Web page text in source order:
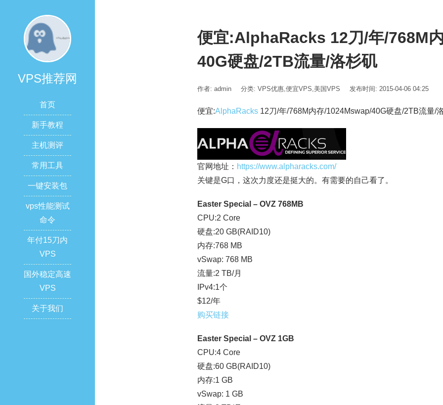
VPS推荐网
首页
新手教程
主机测评
常用工具
一键安装包
vps性能测试
命令
年付15刀内
VPS
国外稳定高速
VPS
关于我们
便宜:AlphaRacks 12刀/年/768M
40G硬盘/2TB流量/洛杉矶
作者: admin 分类: VPS优惠,便宜VPS,美国VPS 发布时间: 2015-04-06 04:25
便宜:AlphaRacks 12刀/年/768M内存/1024Mswap/40G硬盘/2TB流量/
官网地址： https://www.alpharacks.com/
关键是G口，这次力度还是挺大的。有需要的自己看了。
Easter Special – OVZ 768MB
CPU:2 Core
硬盘:20 GB(RAID10)
内存:768 MB
vSwap: 768 MB
流量:2 TB/月
IPv4:1个
$12/年
购买链接
Easter Special – OVZ 1GB
CPU:4 Core
硬盘:60 GB(RAID10)
内存:1 GB
vSwap: 1 GB